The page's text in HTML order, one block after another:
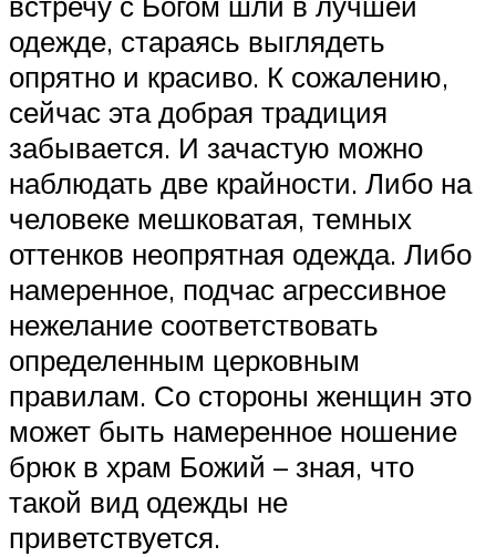
одежде, стараясь выглядеть
опрятно и красиво. К сожалению,
сейчас эта добрая традиция
забывается. И зачастую можно
наблюдать две крайности. Либо на
человеке мешковатая, темных
оттенков неопрятная одежда. Либо
намеренное, подчас агрессивное
нежелание соответствовать
определенным церковным
правилам. Со стороны женщин это
может быть намеренное ношение
брюк в храм Божий – зная, что
такой вид одежды не
приветствуется.